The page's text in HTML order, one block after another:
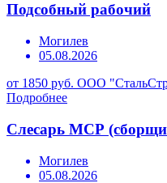
Подсобный рабочий
Могилев
05.08.2026
от 1850 руб. ООО
Подробнее
Слесарь МСР
Могилев
05.08.2026